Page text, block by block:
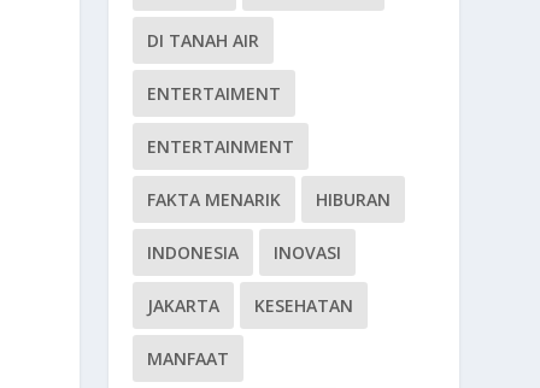
DI TANAH AIR
ENTERTAIMENT
ENTERTAINMENT
FAKTA MENARIK HIBURAN
INDONESIA INOVASI
JAKARTA KESEHATAN
MANFAAT